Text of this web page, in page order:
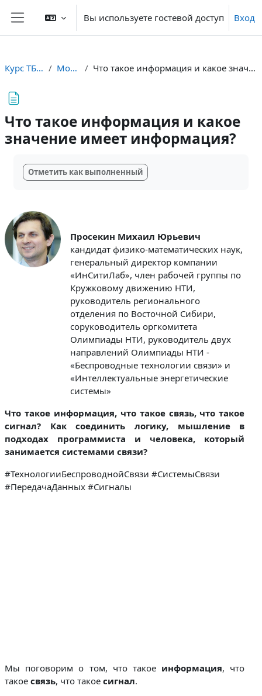
Перейти к основному содержанию
Боковая панель
Вы используете гостевой доступ Вход
Курс ТБС Югра Модуль 1 Что такое информация и какое значение имеет информация?
Что такое информация и какое
значение имеет информация?
Отметить как выполненный
Просекин Михаил Юрьевич
кандидат физико-математических наук,
генеральный директор компании
«ИнСитиЛаб», член рабочей группы по
Кружковому движению НТИ,
руководитель регионального
отделения по Восточной Сибири,
соруководитель оргкомитета
Олимпиады НТИ, руководитель двух
направлений Олимпиады НТИ -
«Беспроводные технологии связи» и
«Интеллектуальные энергетические
системы»
Что такое информация, что такое связь, что такое
сигнал? Как соединить логику, мышление в
подходах программиста и человека, который
занимается системами связи?
#ТехнологииБеспроводнойСвязи #СистемыСвязи
#ПередачаДанных #Сигналы
Мы поговорим о том, что такое информация, что
такое связь, что такое сигнал.